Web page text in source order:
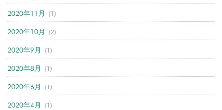
2020年11月 (1)
2020年10月 (2)
2020年9月 (1)
2020年8月 (1)
2020年6月 (1)
2020年4月 (1)